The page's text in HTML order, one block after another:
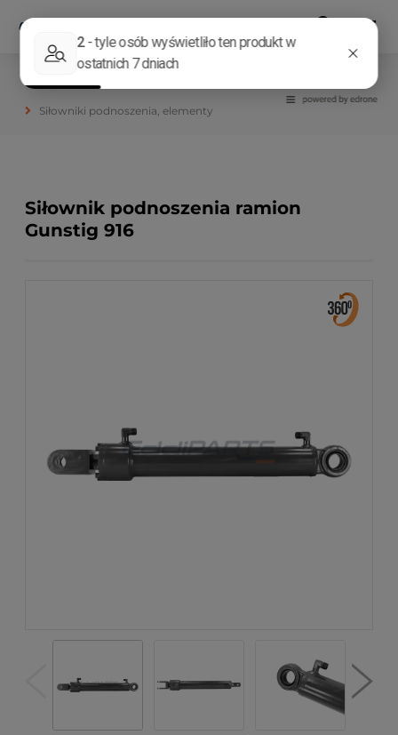
Siłowniki podnoszenia, elementy
Siłownik podnoszenia ramion
Gunstig 916